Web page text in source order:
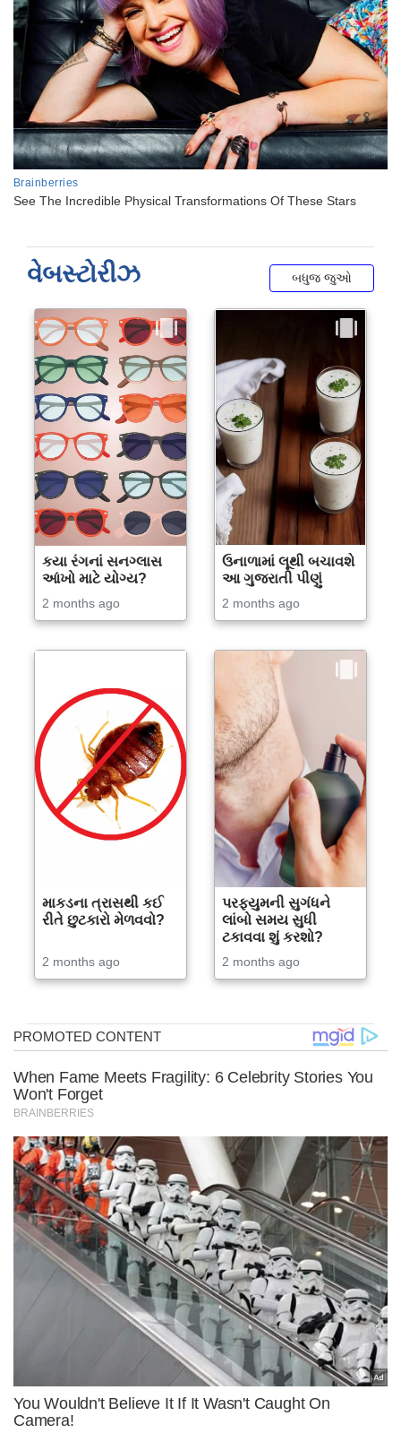
વેબસ્ટોરીઝ બધુજ જુઓ
કયા રંગનાં સનગ્લાસ
આંખો માટે યોગ્ય?
2 months ago
ઉનાળામાં લૂથી બચાવશે
આ ગુજરાતી પીણું
2 months ago
માકડના ત્રાસથી કઈ
રીતે છુટકારો મેળવવો?
2 months ago
પરફ્યુમની સુગંધને
લાંબો સમય સુધી
ટકાવવા શું કરશો?
2 months ago